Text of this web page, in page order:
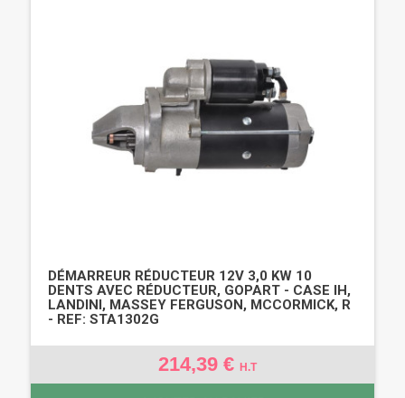
DÉMARREUR RÉDUCTEUR 12V 3,0 KW 10
DENTS AVEC RÉDUCTEUR, GOPART - CASE IH,
LANDINI, MASSEY FERGUSON, MCCORMICK, R
- REF: STA1302G
214,39 € H.T